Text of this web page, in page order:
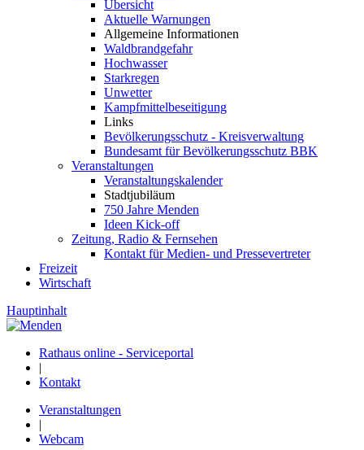
Übersicht
Aktuelle Warnungen
Allgemeine Informationen
Waldbrandgefahr
Hochwasser
Starkregen
Unwetter
Kampfmittelbeseitigung
Links
Bevölkerungsschutz - Kreisverwaltung
Bundesamt für Bevölkerungsschutz BBK
Veranstaltungen
Veranstaltungskalender
Stadtjubiläum
750 Jahre Menden
Ideen Kick-off
Zeitung, Radio & Fernsehen
Kontakt für Medien- und Pressevertreter
Freizeit
Wirtschaft
Hauptinhalt
Rathaus online - Serviceportal
|
Kontakt
Veranstaltungen
|
Webcam